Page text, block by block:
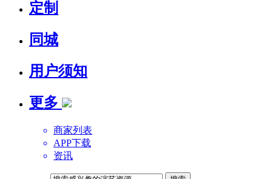
定制
同城
用户须知
更多
商家列表
APP下载
资讯